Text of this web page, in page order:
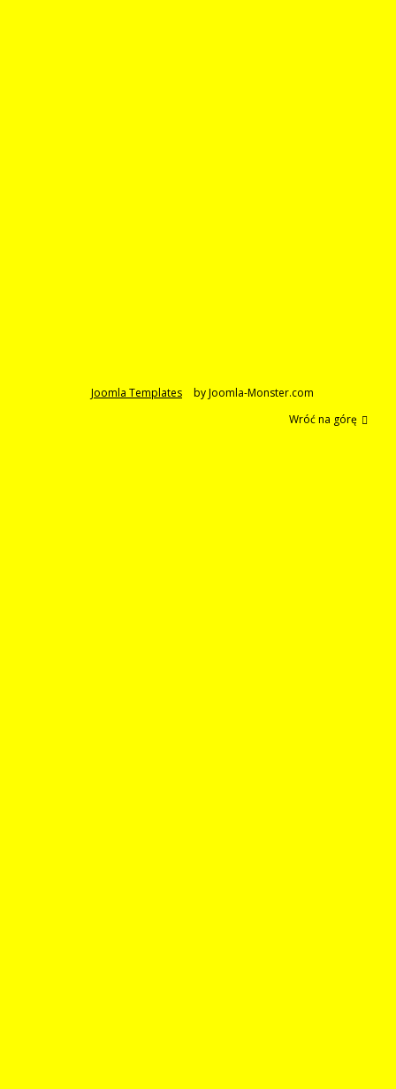
Joomla Templates
by Joomla-Monster.com
Wróć na górę